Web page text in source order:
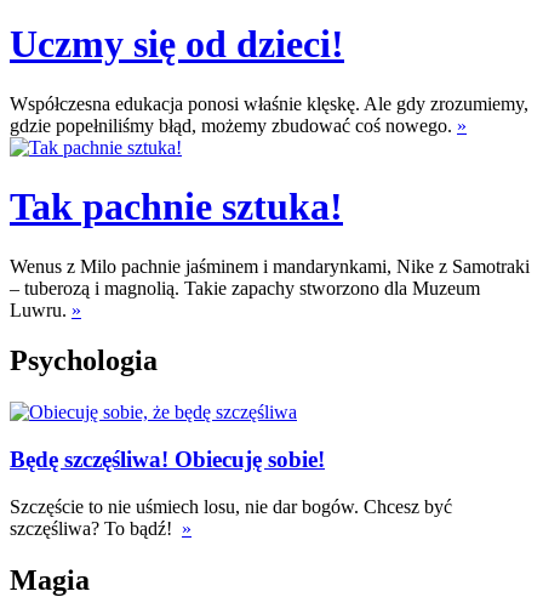
Uczmy się od dzieci!
Współczesna edukacja ponosi właśnie klęskę. Ale gdy zrozumiemy,
gdzie popełniliśmy błąd, możemy zbudować coś nowego. »
Tak pachnie sztuka!
Wenus z Milo pachnie jaśminem i mandarynkami, Nike z Samotraki
– tuberozą i magnolią. Takie zapachy stworzono dla Muzeum
Luwru. »
Psychologia
Będę szczęśliwa! Obiecuję sobie!
Szczęście to nie uśmiech losu, nie dar bogów. Chcesz być
szczęśliwa? To bądź! »
Magia